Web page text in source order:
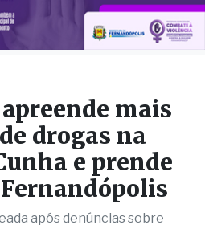
mais
drogas na
e prende
após denúncias sobre